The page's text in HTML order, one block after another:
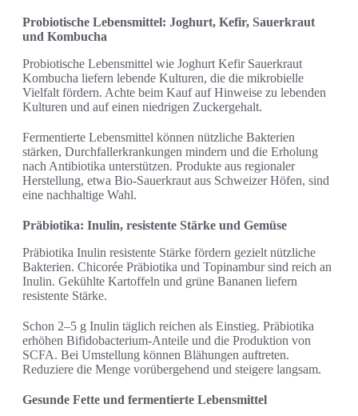
Probiotische Lebensmittel: Joghurt, Kefir, Sauerkraut
und Kombucha
Probiotische Lebensmittel wie Joghurt Kefir Sauerkraut
Kombucha liefern lebende Kulturen, die die mikrobielle
Vielfalt fördern. Achte beim Kauf auf Hinweise zu lebenden
Kulturen und auf einen niedrigen Zuckergehalt.
Fermentierte Lebensmittel können nützliche Bakterien
stärken, Durchfallerkrankungen mindern und die Erholung
nach Antibiotika unterstützen. Produkte aus regionaler
Herstellung, etwa Bio-Sauerkraut aus Schweizer Höfen, sind
eine nachhaltige Wahl.
Präbiotika: Inulin, resistente Stärke und Gemüse
Präbiotika Inulin resistente Stärke fördern gezielt nützliche
Bakterien. Chicorée Präbiotika und Topinambur sind reich an
Inulin. Gekühlte Kartoffeln und grüne Bananen liefern
resistente Stärke.
Schon 2–5 g Inulin täglich reichen als Einstieg. Präbiotika
erhöhen Bifidobacterium-Anteile und die Produktion von
SCFA. Bei Umstellung können Blähungen auftreten.
Reduziere die Menge vorübergehend und steigere langsam.
Gesunde Fette und fermentierte Lebensmittel